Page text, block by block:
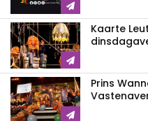
Kaarte
Prins